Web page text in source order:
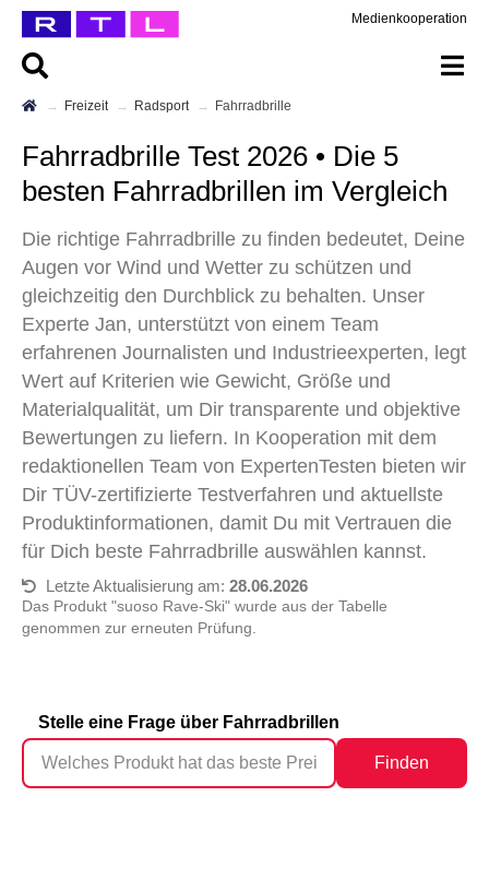
Medienkooperation
Freizeit Radsport Fahrradbrille
Fahrradbrille Test 2026 • Die 5
besten Fahrradbrillen im Vergleich
Die richtige Fahrradbrille zu finden bedeutet, Deine
Augen vor Wind und Wetter zu schützen und
gleichzeitig den Durchblick zu behalten. Unser
Experte Jan, unterstützt von einem Team
erfahrenen Journalisten und Industrieexperten, legt
Wert auf Kriterien wie Gewicht, Größe und
Materialqualität, um Dir transparente und objektive
Bewertungen zu liefern. In Kooperation mit dem
redaktionellen Team von ExpertenTesten bieten wir
Dir TÜV-zertifizierte Testverfahren und aktuellste
Produktinformationen, damit Du mit Vertrauen die
für Dich beste Fahrradbrille auswählen kannst.
Letzte Aktualisierung am: 28.06.2026
Das Produkt "suoso Rave-Ski" wurde aus der Tabelle
genommen zur erneuten Prüfung.
Stelle eine Frage über Fahrradbrillen
Finden